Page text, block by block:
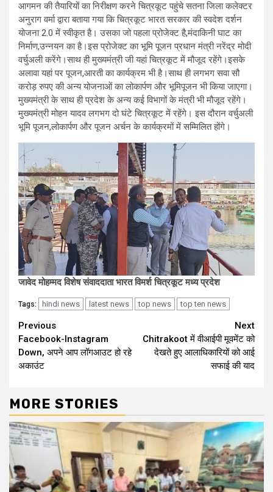
आगमन की तैयारियों का निरीक्षण करने चित्रकूट पहुंचे सतना जिला कलेक्टर
अनुराग वर्मा द्वारा बताया गया कि चित्रकूट भारत सरकार की स्वदेश दर्शन
योजना 2.0 में स्वीकृत है। उसका जो पहला प्रोजेक्ट है,मंदाकिनी घाट का
निर्माण,उन्नयन का है।इस प्रोजेक्ट का भूमि पूजन प्रधान मंत्री नरेंद्र मोदी
वर्चुअली करेंगे।साथ ही मुख्यमंत्री जी यहां चित्रकूट में मौजूद रहेंगे।इसके
अलावा यहां पर पूजन,आरती का कार्यक्रम भी है।साथ ही लगभग सवा सौ
करोड़ रुपए की अन्य योजनाओं का लोकार्पण और भूमिपूजन भी किया जाएगा।
मुख्यमंत्री के साथ ही प्रदेश के अन्य कई विभागों के मंत्री भी मौजूद रहेंगे।
मुख्यमंत्री मोहन यादव लगभग दो घंटे चित्रकूट में रहेंगे। इस दौरान वर्चुअली
भूमि पूजन,लोकार्पण और पूजन अर्चन के कार्यक्रमों में सम्मिलित होंगे।
जावेद मोहम्मद विशेष संवाददाता भारत विमर्श चित्रकूट मध्य प्रदेश
Tags: hindi news latest news top news top ten news
Continue
Reading
Previous
Facebook-Instagram
Down, अपने आप लॉगआउट हो रहे
अकाउंट
Next
Chitrakoot में वीआईपी मूवमेंट को
देखते हुए आलाधिकारियों को आई
सफाई की याद
MORE STORIES